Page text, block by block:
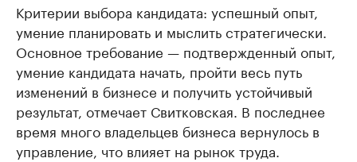
Критерии выбора кандидата: успешный опыт,
умение планировать и мыслить стратегически.
Основное требование — подтвержденный опыт,
умение кандидата начать, пройти весь путь
изменений в бизнесе и получить устойчивый
результат, отмечает Свитковская. В последнее
время много владельцев бизнеса вернулось в
управление, что влияет на рынок труда.